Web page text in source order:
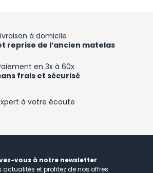
à domicile
reprise de l’ancien matelas
en 3x à 60x
frais et sécurisé
à votre écoute
vous à notre newsletter
actualités et profitez de nos offres